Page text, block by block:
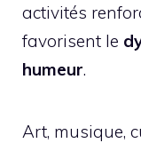
activités
favorisent le
humeur.
Art, musique,